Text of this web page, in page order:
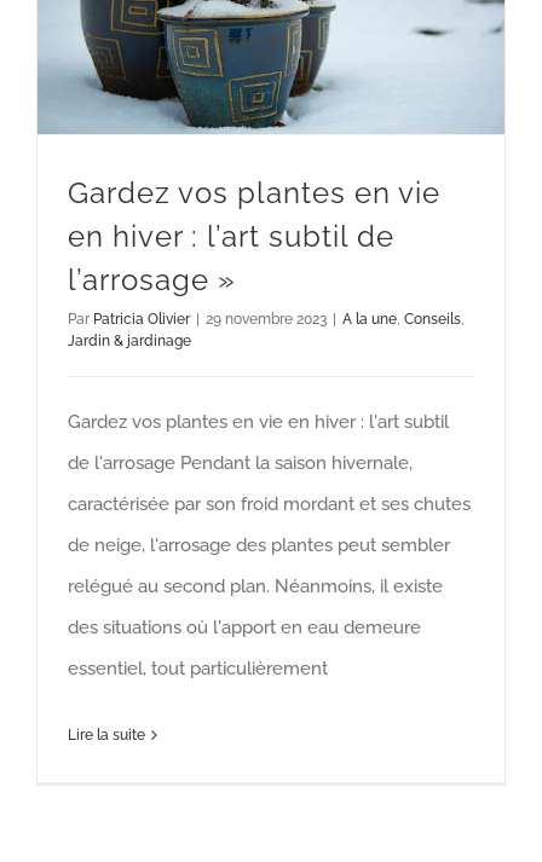
Gardez vos plantes en vie
en hiver : l’art subtil de
l’arrosage »
Par Patricia Olivier | 29 novembre 2023 | A la une Conseils
Jardin & jardinage
Gardez vos plantes en vie en hiver : l'art subtil
de l'arrosage Pendant la saison hivernale,
caractérisée par son froid mordant et ses chutes
de neige, l'arrosage des plantes peut sembler
relégué au second plan. Néanmoins, il existe
des situations où l'apport en eau demeure
essentiel, tout particulièrement
Lire la suite